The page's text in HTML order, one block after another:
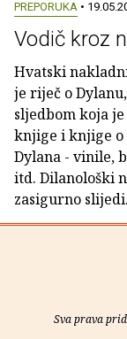
PREPORUKA •
Vodič kroz
Hvatski
je riječ o
sljedbom koja
knjige i knjige o
Dylana - vinile,
itd. Dilanološki
zasigurno slijedi.
Sva prava